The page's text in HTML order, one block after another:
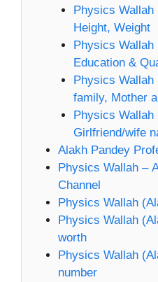
Physics Wallah
Height, Weight
Physics Wallah
Education &
Physics Wallah
family, Mother
Physics Wallah
Girlfriend/wife
Alakh Pandey
Physics Wallah –
Channel
Physics Wallah
Physics Wallah
worth
Physics Wallah
number